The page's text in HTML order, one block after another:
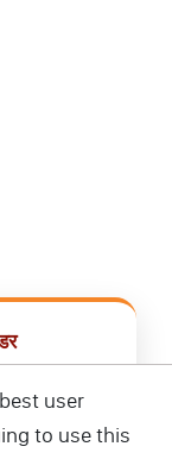
user
to use this